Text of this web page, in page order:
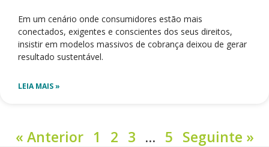
Em um cenário onde consumidores estão mais
conectados, exigentes e conscientes dos seus direitos,
insistir em modelos massivos de cobrança deixou de gerar
resultado sustentável.
LEIA MAIS »
« Anterior 1 2 3 … 5 Seguinte »